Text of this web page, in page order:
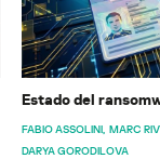
Estado del
FABIO ASSOLINI MARC
DARYA GORODILOVA